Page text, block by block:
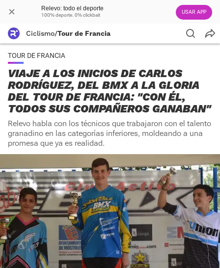
Relevo: todo el deporte
100% deporte. 0% clickbait USAR APP
Ciclismo/Tour de Francia
TOUR DE FRANCIA
VIAJE A LOS INICIOS DE CARLOS
RODRÍGUEZ, DEL BMX A LA GLORIA
DEL TOUR DE FRANCIA: "CON ÉL,
TODOS SUS COMPAÑEROS GANABAN"
Relevo habla con los técnicos que trabajaron con el talento
granadino en las categorías inferiores, moldeando a una
promesa que ya es realidad.